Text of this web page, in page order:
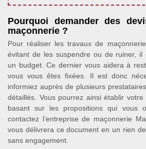
Pourquoi demander des
maçonnerie ?
Pour réaliser les travaux de
évitant de les suspendre ou de ruiner, il
un budget. Ce dernier vous aidera à
vous vous êtes fixées. Il est donc
informiez auprès de plusieurs
détaillés. Vous pourrez ainsi établir
basant sur les propositions qui vous
contactez l’entreprise de maçonnerie
vous délivrera ce document en un rien
sans engagement.